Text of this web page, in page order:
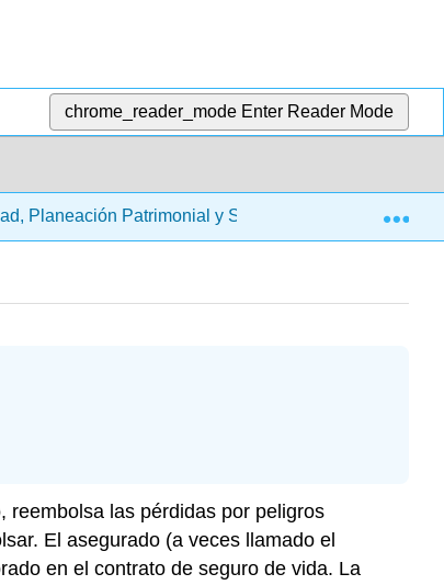
chrome_reader_mode Enter Reader Mode
Planeación Patrimonial y Seguros 15:
reembolsa las pérdidas por peligros
El asegurado (a veces llamado el
en el contrato de seguro de vida. La